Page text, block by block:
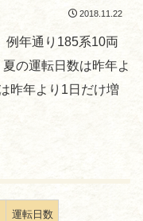
2018.11.22
例年通り185系10両
の運転日数は昨年よ
昨年より1日だけ増
運転日数